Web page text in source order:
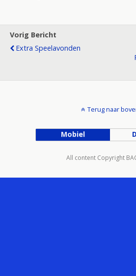
Vorig Bericht
Extra Speelavonden
Terug naar
Mobiel
All content Copyright